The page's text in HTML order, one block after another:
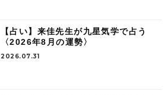
【占い】来佳先生が九星気学で占う
〈2026年8月の運勢〉
2026.07.31